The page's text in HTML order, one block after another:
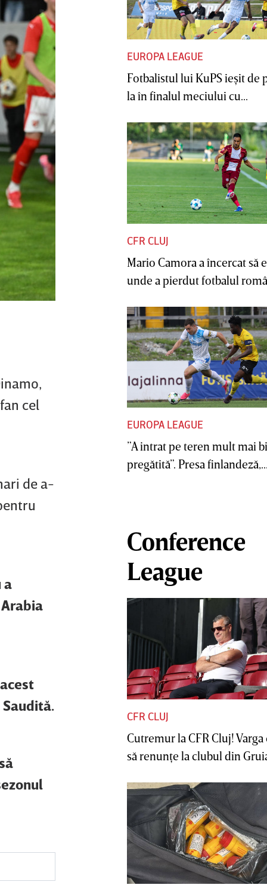
cel
de a-
a
EUROPA LEAGUE
Fotbalistul lui KuPS ieşit de
la în finalul meciului cu...
CFR CLUJ
Mario Camora a încercat să
unde a pierdut fotbalul
EUROPA LEAGUE
”A intrat pe teren mult mai
pregătită”. Presa
Conference
League
CFR CLUJ
Cutremur la CFR Cluj! Varga
să renunţe la clubul din